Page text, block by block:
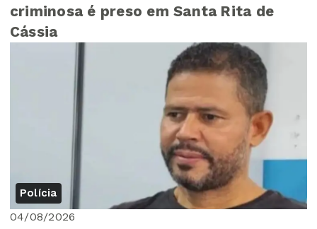
criminosa é preso em Santa Rita de
Cássia
Polícia
04/08/2026